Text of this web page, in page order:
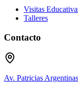
Visitas
Talleres
Contacto
Av. Patricias